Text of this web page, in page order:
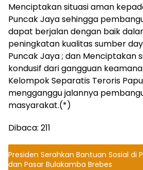
Menciptakan situasi aman
Puncak Jaya sehingga
dapat berjalan dengan baik
peningkatan kualitas sumber
Puncak Jaya ; dan Menciptakan
kondusif dari gangguan
Kelompok Separatis Teroris
mengganggu jalannya
masyarakat.(*)
Dibaca: 211
Presiden Serahkan Bantuan Sosial di
dan Pasar Bulakamba Brebes